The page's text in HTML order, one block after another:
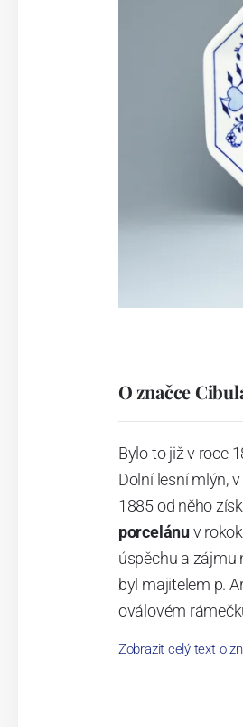
O značce
Bylo to již v roce
Dolní lesní mlýn,
1885 od něho
porcelánuv
úspěchu a zájmu
byl majitelem p.
oválovém
Dnes, kdy čtete
Zobrazit celý text o